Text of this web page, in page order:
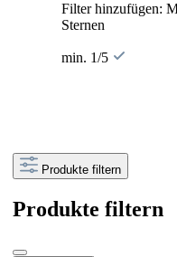
Filter hinzufügen:
Sternen
min. 1/5
Produkte filtern
Produkte filtern